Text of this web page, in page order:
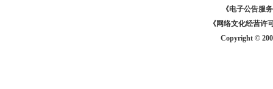
《电子公告服务
《网络文化经营许
Copyright ©